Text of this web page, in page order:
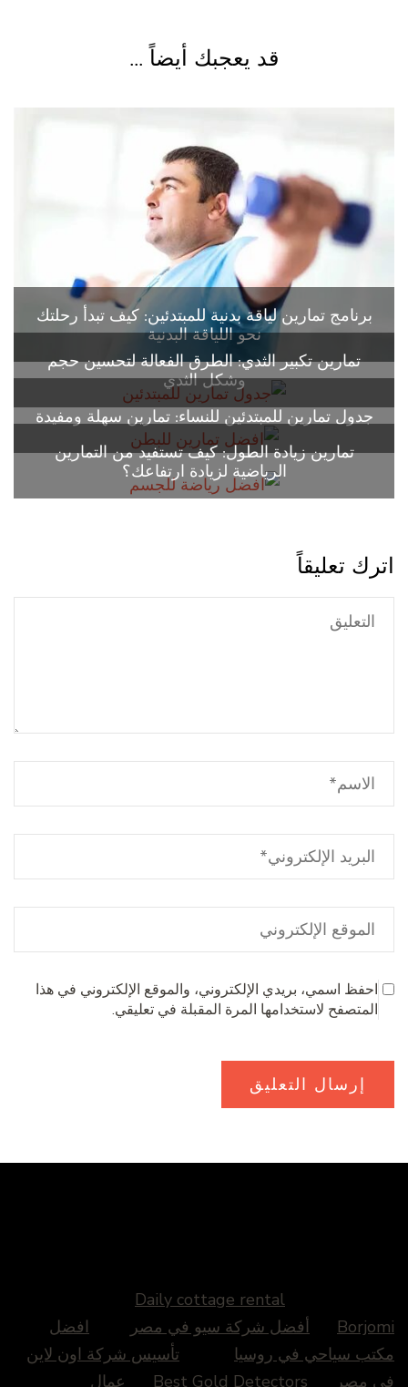
قد يعجبك أيضاً ...
برنامج تمارين لياقة بدنية للمبتدئين: كيف تبدأ رحلتك
نحو اللياقة البدنية
تمارين تكبير الثدي: الطرق الفعالة لتحسين حجم
وشكل الثدي
جدول تمارين للمبتدئين للنساء: تمارين سهلة ومفيدة
تمارين زيادة الطول: كيف تستفيد من التمارين
الرياضية لزيادة ارتفاعك؟
اترك تعليقاً
احفظ اسمي، بريدي الإلكتروني، والموقع الإلكتروني في هذا
المتصفح لاستخدامها المرة المقبلة في تعليقي.
Daily cottage rental
Borjomi
أفضل شركة سيو في مصر
افضل
مكتب سياحي في روسيا
تأسيس شركة اون لاين
في مصر
Best Gold Detectors عمال